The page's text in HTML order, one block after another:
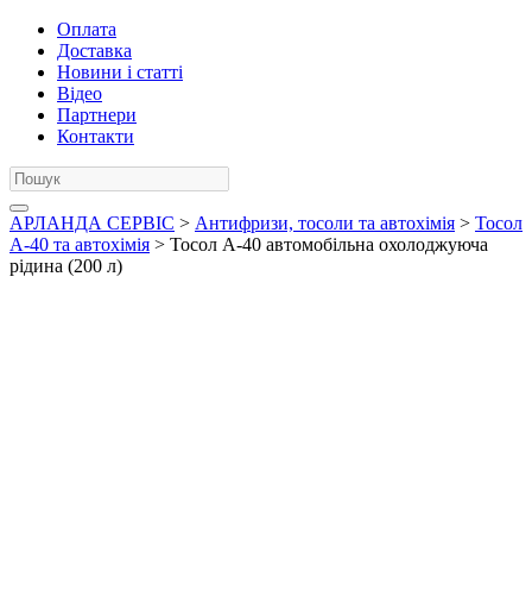
Оплата
Доставка
Новини і статті
Відео
Партнери
Контакти
АРЛАНДА СЕРВІС > Антифризи, тосоли та автохімія > Тосол
А-40 та автохімія > Тосол А-40 автомобільна охолоджуюча
рідина (200 л)